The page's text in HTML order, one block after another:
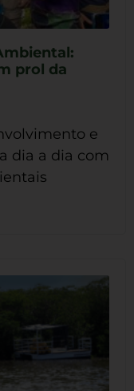
prol da
e
dia a dia com